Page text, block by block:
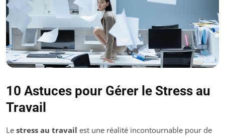
10 Astuces pour Gérer le Stress au
Travail
Le stress au travail est une réalité incontournable pour de